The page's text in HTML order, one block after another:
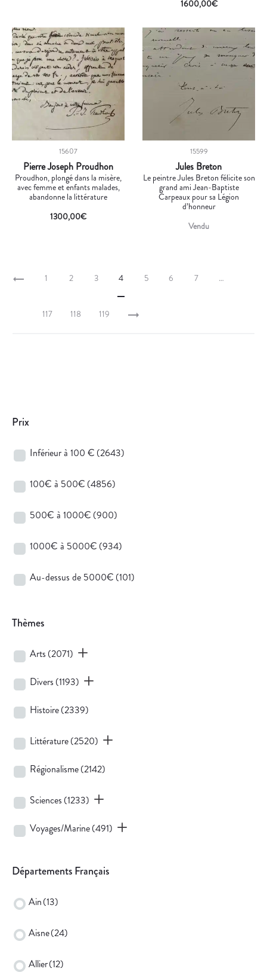
1600,00€
15607
Pierre Joseph Proudhon
Proudhon, plongé dans la misère,
avec femme et enfants malades,
abandonne la littérature
1300,00€
15599
Jules Breton
Le peintre Jules Breton félicite son
grand ami Jean-Baptiste
Carpeaux pour sa Légion
d’honneur
Vendu
1 2 3 4 5 6 7 …
117 118 119
Prix
Inférieur à 100 € (2643)
100€ à 500€ (4856)
500€ à 1000€ (900)
1000€ à 5000€ (934)
Au-dessus de 5000€ (101)
Thèmes
Arts (2071)
Divers (1193)
Histoire(2339)
Littérature(2520)
Régionalisme(2142)
Sciences (1233)
Voyages/Marine(491)
Départements Français
Ain(13)
Aisne(24)
Allier(12)